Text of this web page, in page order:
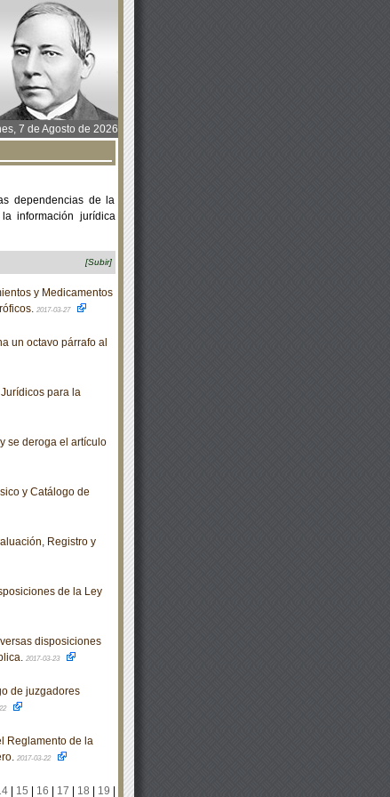
7 de Agosto de 2026
dependencias de la
información jurídica
[Subir]
y Medicamentos
2017-03-27
un octavo párrafo al
para la
se deroga el artículo
y Catálogo de
Registro y
de la Ley
disposiciones
2017-03-23
de juzgadores
Reglamento de la
2017-03-22
| 15 16 17 18 19